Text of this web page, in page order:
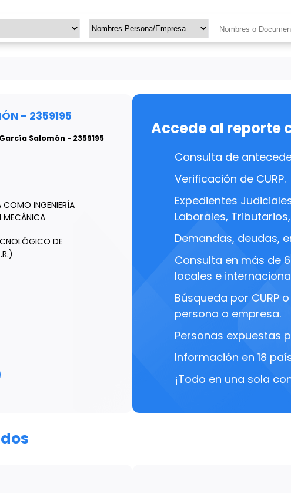
- 2359195
Salomón - 2359195
COMO INGENIERÍA
MECÁNICA
DE
Accede al reporte
Consulta de
Verificación de CURP.
Expedientes
Laborales,
Demandas, deudas,
Consulta en más de
locales e
Búsqueda por CURP
persona o empresa.
Personas expuestas
Información en 18
¡Todo en una sola